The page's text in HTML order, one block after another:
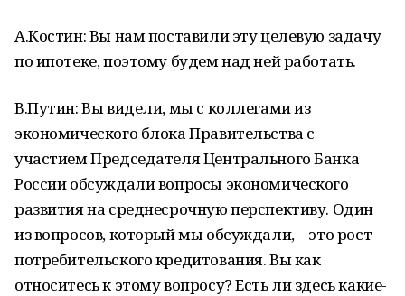
А.Костин: Вы нам поставили эту целевую задачу
по ипотеке, поэтому будем над ней работать.
В.Путин: Вы видели, мы с коллегами из
экономического блока Правительства с
участием Председателя Центрального Банка
России обсуждали вопросы экономического
развития на среднесрочную перспективу. Один
из вопросов, который мы обсуждали, – это рост
потребительского кредитования. Вы как
относитесь к этому вопросу? Есть ли здесь какие-